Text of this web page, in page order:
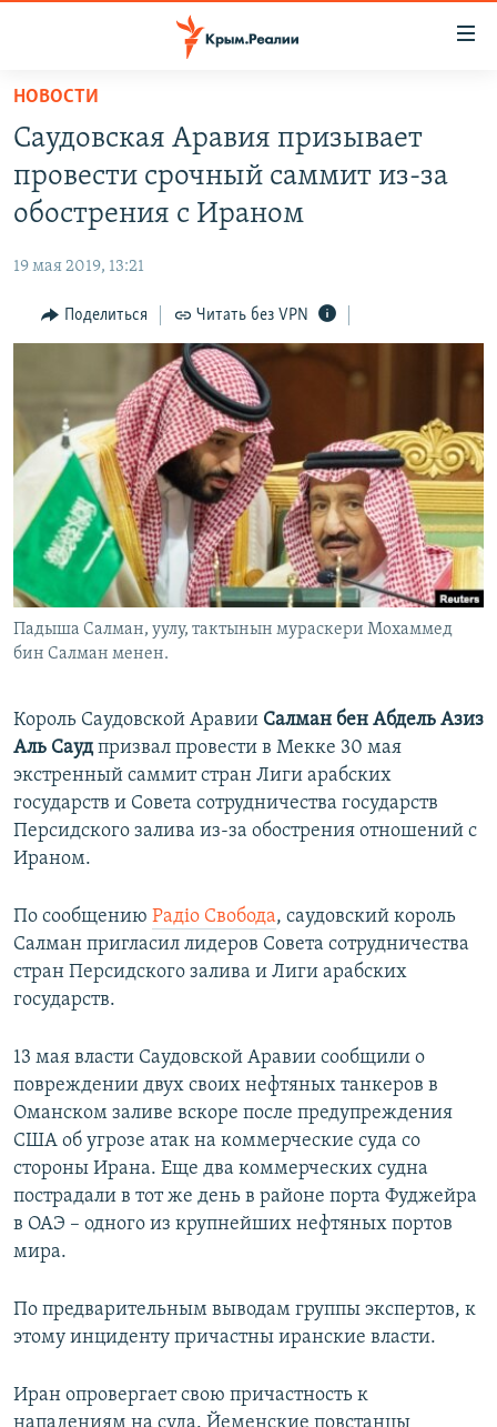
Вернуться
основному
содержанию
Вернутся
главной
Вернутся
СПЕЦПРОЕКТЫ
ГРУЗ 200
11 ЛЕТ ОККУПАЦИИ КРЫМА. 11 ИСТОРИЙ СОПРОТИВЛЕНИЯ
ВОДА
ЕЩЕ
ИНТЕРАКТИВ
ТЕЛЕПРОЕКТ КРЫМ.РЕАЛИИ
СОВЕТЫ ПРАВОЗАЩИТНИКОВ
ПРОПАВШИЕ БЕЗ ВЕСТИ
ПОБЕДИТЕЛЕЙ НЕ СУДЯТ?
КРЫМ.НЕПОКОРЕННЫЙ
ELIFBE
УКРАИНСКАЯ ПРОБЛЕМА КРЫМА
РАДІО СВОБОДА
КАК ОБОЙТИ БЛОКИРОВКУ
Українською
Qırımtatar
ПРИСОЕДИНЯЙТЕСЬ!
НОВОСТИ
Cаудовская Аравия призывает
провести срочный саммит из-за
обострения с Ираном
19 мая 2019, 13:21
Поделиться Читать без VPN
Падыша Салман, уулу, тактынын мураскери Мохаммед
бин Салман менен.
Король Саудовской Аравии Салман бен Абдель Азиз
Аль Саудпризвал провести в Мекке 30 мая
экстренный саммит стран Лиги арабских
государств и Совета сотрудничества государств
Персидского залива из-за обострения отношений с
Ираном.
По сообщению Радiо Свобода, саудовский король
Салман пригласил лидеров Совета сотрудничества
стран Персидского залива и Лиги арабских
государств.
13 мая власти Саудовской Аравии сообщили о
повреждении двух своих нефтяных танкеров в
Оманском заливе вскоре после предупреждения
США об угрозе атак на коммерческие суда со
стороны Ирана. Еще два коммерческих судна
пострадали в тот же день в районе порта Фуджейра
в ОАЭ – одного из крупнейших нефтяных портов
мира.
По предварительным выводам группы экспертов, к
этому инциденту причастны иранские власти.
Иран опровергает свою причастность к